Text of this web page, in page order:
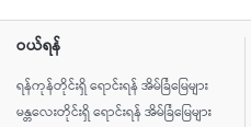
ဝယ်ရန်
ရန်ကုန်တိုင်းရှိ ရောင်းရန် အိမ်ခြံမြေများ
မန္တလေးတိုင်းရှိ ရောင်းရန် အိမ်ခြံမြေများ